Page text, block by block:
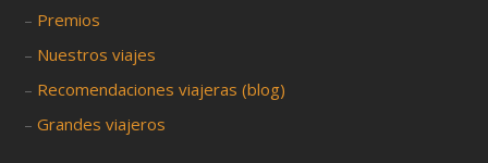
– Premios
– Nuestros viajes
– Recomendaciones viajeras (blog)
–Grandes viajeros